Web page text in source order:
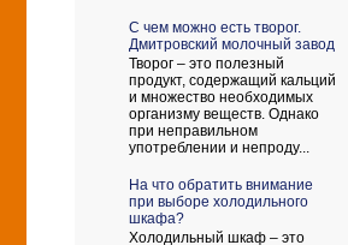
С чем можно есть творог.
Дмитровский молочный завод
Творог – это полезный
продукт, содержащий кальций
и множество необходимых
организму веществ. Однако
при неправильном
употреблении и непроду...
На что обратить внимание
при выборе холодильного
шкафа?
Холодильный шкаф – это